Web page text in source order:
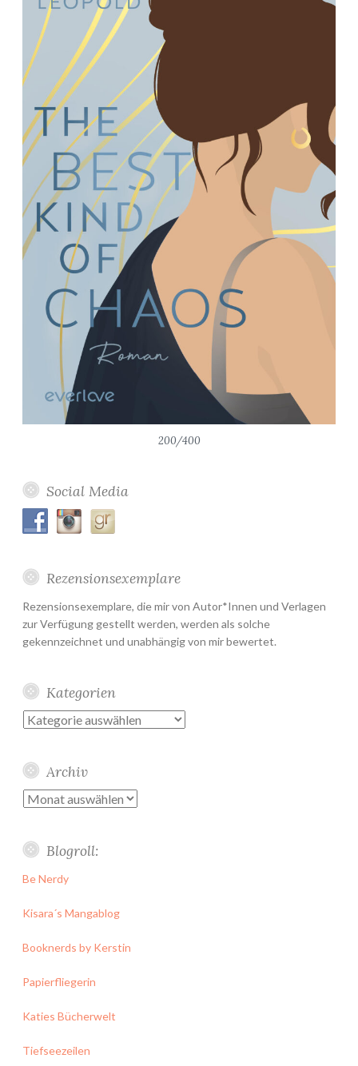
200/400
Social Media
Rezensionsexemplare
Rezensionsexemplare, die mir von Autor*Innen und Verlagen
zur Verfügung gestellt werden, werden als solche
gekennzeichnet und unabhängig von mir bewertet.
Kategorien
Kategorien
Archiv
Archiv
Blogroll:
Be Nerdy
Kisara´s Mangablog
Booknerds by Kerstin
Papierfliegerin
Katies Bücherwelt
Tiefseezeilen